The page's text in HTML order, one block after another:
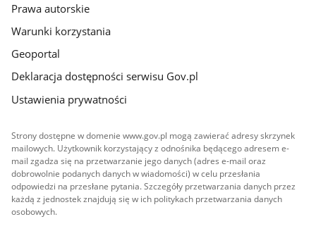
Prawa autorskie
Warunki korzystania
Geoportal
Deklaracja dostępności serwisu Gov.pl
Ustawienia prywatności
Strony dostępne w domenie www.gov.pl mogą zawierać adresy skrzynek
mailowych. Użytkownik korzystający z odnośnika będącego adresem e-
mail zgadza się na przetwarzanie jego danych (adres e-mail oraz
dobrowolnie podanych danych w wiadomości) w celu przesłania
odpowiedzi na przesłane pytania. Szczegóły przetwarzania danych przez
każdą z jednostek znajdują się w ich politykach przetwarzania danych
osobowych.